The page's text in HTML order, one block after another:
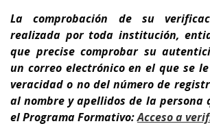
La comprobación de su
realizada por toda institución,
que precise comprobar su
un correo electrónico en el que se
veracidad o no del número de
al nombre y apellidos de la persona
el Programa Formativo:Acceso a